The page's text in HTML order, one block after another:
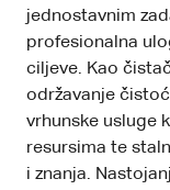
jednostavnim
profesionalna
ciljeve. Kao
održavanje
vrhunske usluge
resursima te
i znanja.